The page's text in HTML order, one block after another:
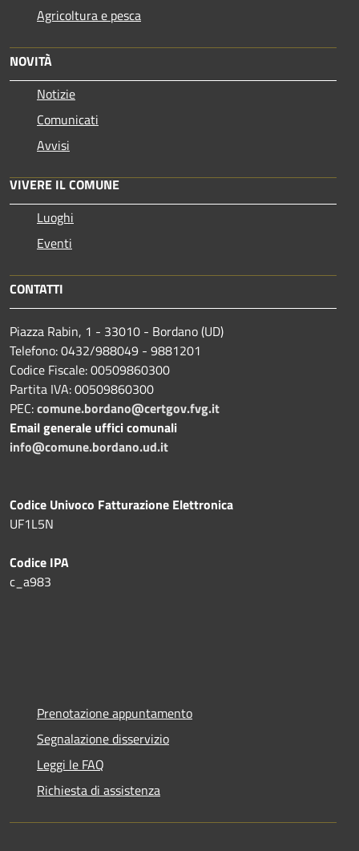
Agricoltura e pesca
NOVITÀ
Notizie
Comunicati
Avvisi
VIVERE IL COMUNE
Luoghi
Eventi
CONTATTI
Piazza Rabin, 1 - 33010 - Bordano (UD)
Telefono: 0432/988049 - 9881201
Codice Fiscale: 00509860300
Partita IVA: 00509860300
PEC:comune.bordano@certgov.fvg.it
Email generale uffici comunali
info@comune.bordano.ud.it
Codice Univoco Fatturazione Elettronica
UF1L5N
Codice IPA
c_a983
Prenotazione appuntamento
Segnalazione disservizio
Leggi le FAQ
Richiesta di assistenza